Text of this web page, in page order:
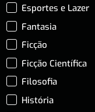
Esportes e Lazer
Fantasia
Ficção
Ficção Científica
Filosofia
História